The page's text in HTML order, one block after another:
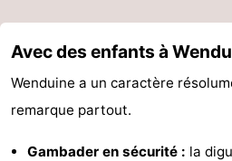
Avec des enfants à
Wenduine a un caractère
remarque partout.
Gambader en sécurité : la